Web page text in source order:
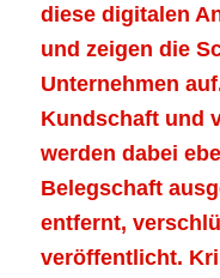
diese digitalen
und zeigen die
Unternehmen
Kundschaft und
werden dabei
Belegschaft
entfernt,
veröffentlicht.